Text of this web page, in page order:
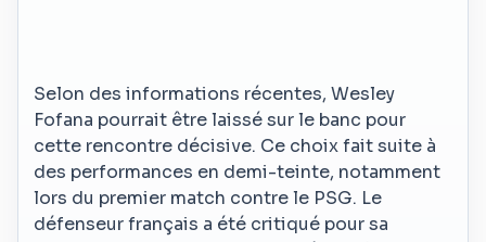
Selon des informations récentes, Wesley
Fofana pourrait être laissé sur le banc pour
cette rencontre décisive. Ce choix fait suite à
des performances en demi-teinte, notamment
lors du premier match contre le PSG. Le
défenseur français a été critiqué pour sa